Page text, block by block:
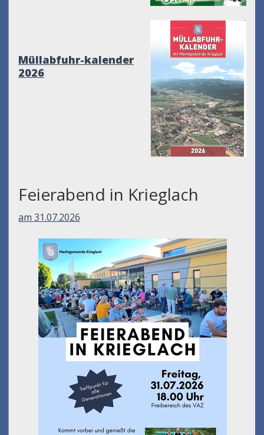
Müllabfuhr-kalender
2026
Feierabend in Krieglach
am 31.07.2026